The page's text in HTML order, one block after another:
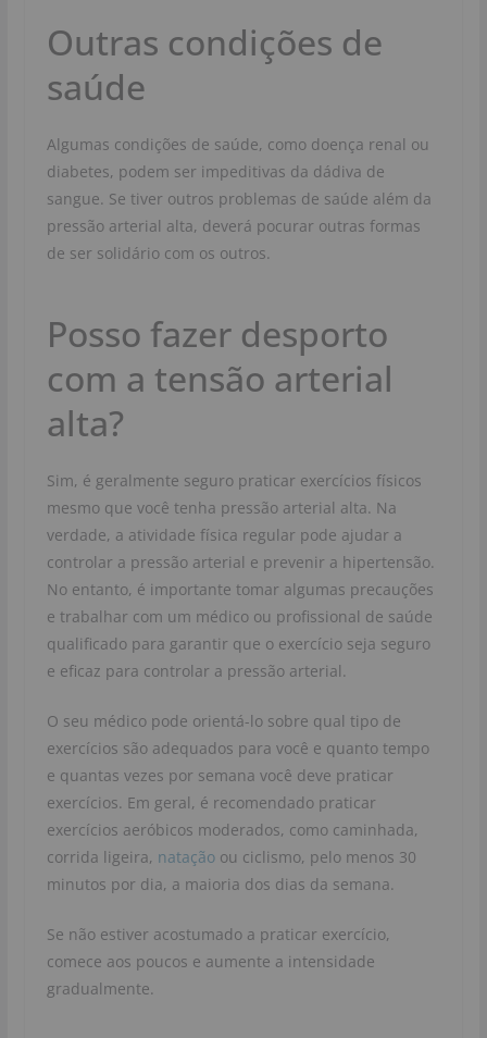
Outras condições de
saúde
Algumas condições de saúde, como doença renal ou
diabetes, podem ser impeditivas da dádiva de
sangue. Se tiver outros problemas de saúde além da
pressão arterial alta, deverá pocurar outras formas
de ser solidário com os outros.
Posso fazer desporto
com a tensão arterial
alta?
Sim, é geralmente seguro praticar exercícios físicos
mesmo que você tenha pressão arterial alta. Na
verdade, a atividade física regular pode ajudar a
controlar a pressão arterial e prevenir a hipertensão.
No entanto, é importante tomar algumas precauções
e trabalhar com um médico ou profissional de saúde
qualificado para garantir que o exercício seja seguro
e eficaz para controlar a pressão arterial.
O seu médico pode orientá-lo sobre qual tipo de
exercícios são adequados para você e quanto tempo
e quantas vezes por semana você deve praticar
exercícios. Em geral, é recomendado praticar
exercícios aeróbicos moderados, como caminhada,
corrida ligeira, nataçãoou ciclismo, pelo menos 30
minutos por dia, a maioria dos dias da semana.
Se não estiver acostumado a praticar exercício,
comece aos poucos e aumente a intensidade
gradualmente.